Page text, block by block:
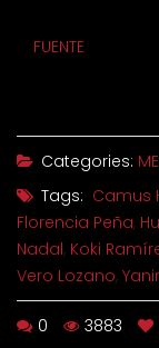
FUENTE
Categories:
Tags: Camus
Florencia Peña,
Nadal, Koki
Vero Lozano,
0 3883